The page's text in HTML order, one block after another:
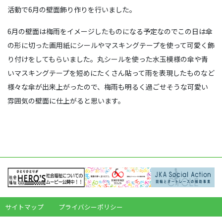
活動で6月の壁面飾り作りを行いました。
6月の壁面は梅雨をイメージしたものになる予定なのでこの日は傘
の形に切った画用紙にシールやマスキングテープを使って可愛く飾
り付けをしてもらいました。丸シールを使った水玉模様の傘や青
いマスキングテープを短めにたくさん貼って雨を表現したものなど
様々な傘が出来上がったので、梅雨も明るく過ごせそうな可愛い
雰囲気の壁面に仕上がると思います。
サイトマップ プライバシーポリシー